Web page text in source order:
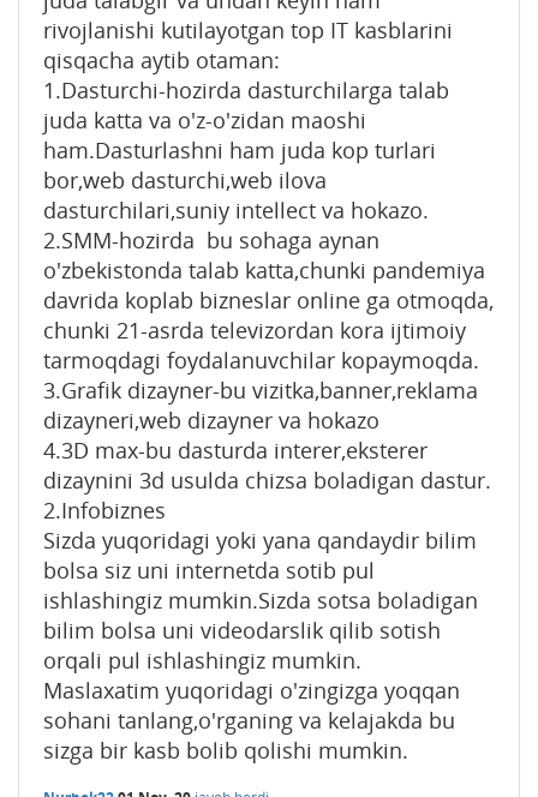
rivojlanishi kutilayotgan top IT kasblarini
qisqacha aytib otaman:
1.Dasturchi-hozirda dasturchilarga talab
juda katta va o'z-o'zidan maoshi
ham.Dasturlashni ham juda kop turlari
bor,web dasturchi,web ilova
dasturchilari,suniy intellect va hokazo.
2.SMM-hozirda bu sohaga aynan
o'zbekistonda talab katta,chunki pandemiya
davrida koplab bizneslar online ga otmoqda,
chunki 21-asrda televizordan kora ijtimoiy
tarmoqdagi foydalanuvchilar kopaymoqda.
3.Grafik dizayner-bu vizitka,banner,reklama
dizayneri,web dizayner va hokazo
4.3D max-bu dasturda interer,eksterer
dizaynini 3d usulda chizsa boladigan dastur.
2.Infobiznes
Sizda yuqoridagi yoki yana qandaydir bilim
bolsa siz uni internetda sotib pul
ishlashingiz mumkin.Sizda sotsa boladigan
bilim bolsa uni videodarslik qilib sotish
orqali pul ishlashingiz mumkin.
Maslaxatim yuqoridagi o'zingizga yoqqan
sohani tanlang,o'rganing va kelajakda bu
sizga bir kasb bolib qolishi mumkin.